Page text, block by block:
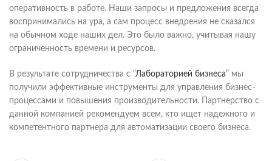
оперативность в работе. Наши запросы и предложения всегда
воспринимались на ура, а сам процесс внедрения не сказался
на обычном ходе наших дел. Это было важно, учитывая нашу
ограниченность времени и ресурсов.
В результате сотрудничества с “Лабораторией бизнеса” мы
получили эффективные инструменты для управления бизнес-
процессами и повышения производительности. Партнерство с
данной компанией рекомендуем всем, кто ищет надежного и
компетентного партнера для автоматизации своего бизнеса.